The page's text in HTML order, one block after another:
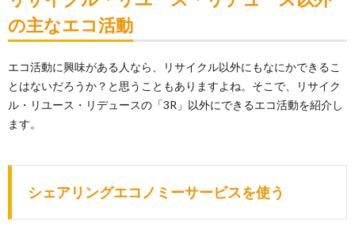
の主なエコ活動
エコ活動に興味がある人なら、リサイクル以外にもなにかできるこ
とはないだろうか？と思うこともありますよね。そこで、リサイク
ル・リユース・リデュースの「3R」以外にできるエコ活動を紹介し
ます。
シェアリングエコノミーサービスを使う